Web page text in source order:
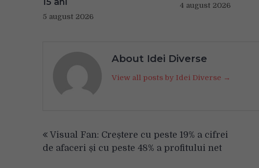
5 august 2026
4 august 2026
About Idei Diverse
View all posts by Idei Diverse →
în
Visual Fan: Creștere cu peste 19% a cifrei
de afaceri și cu peste 48% a profitului net